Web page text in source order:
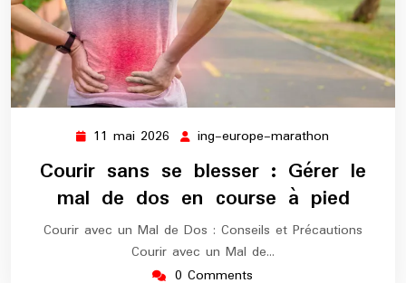
11 mai 2026 11
2026
ing-europe-marathon
europe-
marathon
Courir sans se blesser : Gérer le
mal de dos en course à pied
Courir avec un Mal de Dos : Conseils et Précautions
Courir avec un Mal de…
0 Comments